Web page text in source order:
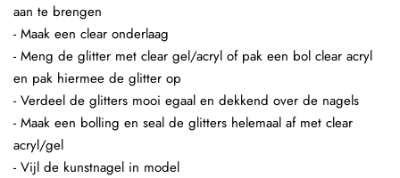
aan te brengen
- Maak een clear onderlaag
- Meng de glitter met clear gel/acryl of pak een bol clear acryl
en pak hiermee de glitter op
- Verdeel de glitters mooi egaal en dekkend over de nagels
- Maak een bolling en seal de glitters helemaal af met clear
acryl/gel
- Vijl de kunstnagel in model